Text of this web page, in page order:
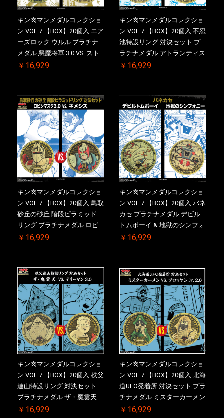
キン肉マンメダルコレクショ
ン VOL.7 【BOX】20個入 エア
ーズロック ウルル プラチナ
メダル 悪魔将軍 3.0 VS. スト
ロング・ザ・武道 初回シリア
売品)付
￥16,929
キン肉マンメダルコレクショ
ン VOL.7 【BOX】20個入 不忍
池特設リング 対決セット プ
ラチナメダル アトランティス
ドライバー VS.ネックカット
特典 】KIN(金)肉メダル(非売
品)付
￥16,929
キン肉マンメダルコレクショ
ン VOL.7 【BOX】20個入 鳥取
砂丘の砂丘 階段ピラミッド
リング プラチナメダル ロビ
ンマスク VS.ネメシス 初回シ
ル(非売品)付
￥16,929
キン肉マンメダルコレクショ
ン VOL.7 【BOX】20個入 バネ
カセ プラチナメダル デビル
トムボーイ & 地獄のシンフォ
ニー 初回シリアルNO.入 ケー
￥16,929
キン肉マンメダルコレクショ
ン VOL.7 【BOX】20個入 秩父
連山特設リング 対決セット
プラチナメダル ザ・魔雲天
VS. テリーマン 3.0 初回シリア
￥16,929
キン肉マンメダルコレクショ
ン VOL.7 【BOX】20個入 北海
道UFO発着所 対決セット プラ
チナメダル ミスターカーメン
VS. ブロッケン Jr. 2.0 初回シ
￥16,929